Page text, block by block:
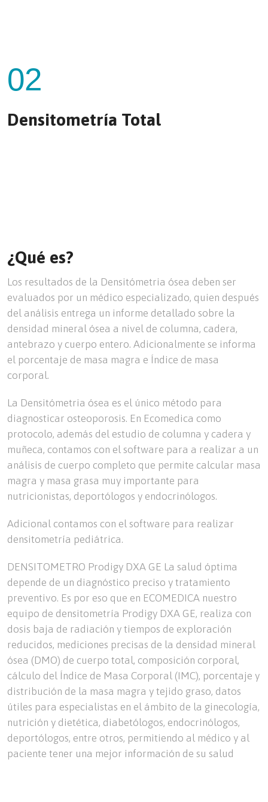
02
Densitometría Total
¿Qué es?
Los resultados de la Densitómetria ósea deben ser
evaluados por un médico especializado, quien después
del análisis entrega un informe detallado sobre la
densidad mineral ósea a nivel de columna, cadera,
antebrazo y cuerpo entero. Adicionalmente se informa
el porcentaje de masa magra e Índice de masa
corporal.
La Densitómetria ósea es el único método para
diagnosticar osteoporosis. En Ecomedica como
protocolo, además del estudio de columna y cadera y
muñeca, contamos con el software para a realizar a un
análisis de cuerpo completo que permite calcular masa
magra y masa grasa muy importante para
nutricionistas, deportólogos y endocrinólogos.
Adicional contamos con el software para realizar
densitometría pediátrica.
DENSITOMETRO Prodigy DXA GE La salud óptima
depende de un diagnóstico preciso y tratamiento
preventivo. Es por eso que en ECOMEDICA nuestro
equipo de densitometría Prodigy DXA GE, realiza con
dosis baja de radiación y tiempos de exploración
reducidos, mediciones precisas de la densidad mineral
ósea (DMO) de cuerpo total, composición corporal,
cálculo del Índice de Masa Corporal (IMC), porcentaje y
distribución de la masa magra y tejido graso, datos
útiles para especialistas en el ámbito de la ginecología,
nutrición y dietética, diabetólogos, endocrinólogos,
deportólogos, entre otros, permitiendo al médico y al
paciente tener una mejor información de su salud